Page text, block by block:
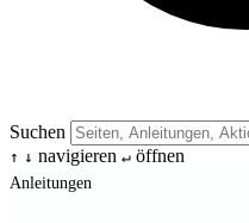
Suchen
↑ ↓ navigieren ↵ öffnen
Anleitungen